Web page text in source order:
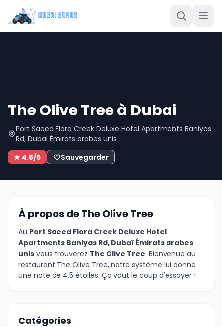
The Olive Tree à Dubai
Port Saeed Flora Creek Deluxe Hotel Apartments Baniyas
Rd, Dubaï Émirats arabes unis
★ 4.5/5
Sauvegarder
À propos de The Olive Tree
Au Port Saeed Flora Creek Deluxe Hotel
Apartments Baniyas Rd, Dubaï Émirats arabes
unis vous trouverez The Olive Tree. Bienvenue au
restaurant The Olive Tree, notre système lui donne
une note de 4.5 étoiles. Ça vaut le coup d'essayer !
Catégories